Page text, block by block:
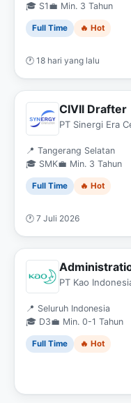
🎓 S1 💼 Min. 3 Tahun
Full Time 🔥 Hot
🕐 18 hari yang lalu
CIVIl Drafter
PT Sinergi Era
📍 Tangerang Selatan
🎓 SMK💼 Min. 3 Tahun
Full Time 🔥 Hot
🕐 7 Juli 2026
PT Kao
📍 Seluruh Indonesia
🎓 D3💼 Min. 0-1 Tahun
Full Time 🔥 Hot